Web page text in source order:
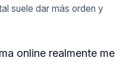
suele dar más orden y
online realmente me